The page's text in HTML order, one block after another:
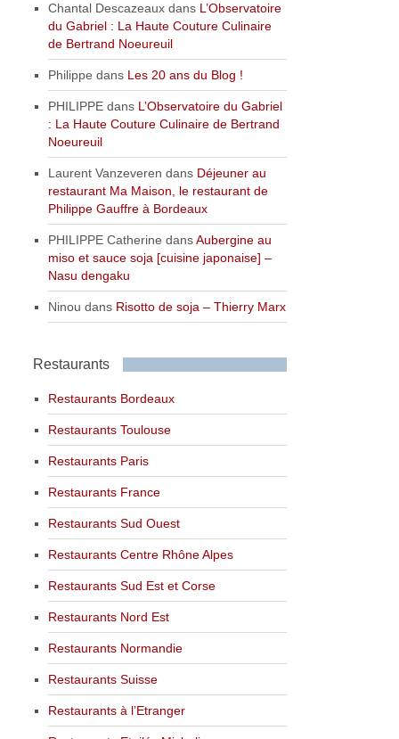
Chantal Descazeaux dans L’Observatoire
du Gabriel : La Haute Couture Culinaire
de Bertrand Noeureuil
Philippe dans Les 20 ans du Blog !
PHILIPPE dans L’Observatoire du Gabriel
: La Haute Couture Culinaire de Bertrand
Noeureuil
Laurent Vanzeveren dans Déjeuner au
restaurant Ma Maison, le restaurant de
Philippe Gauffre à Bordeaux
PHILIPPE Catherine dansAubergine au
miso et sauce soja [cuisine japonaise] –
Nasu dengaku
Ninou dans Risotto de soja – Thierry Marx
Restaurants
Restaurants Bordeaux
Restaurants Toulouse
Restaurants Paris
Restaurants France
Restaurants Sud Ouest
Restaurants Centre Rhône Alpes
Restaurants Sud Est et Corse
Restaurants Nord Est
Restaurants Normandie
Restaurants Suisse
Restaurants à l’Etranger